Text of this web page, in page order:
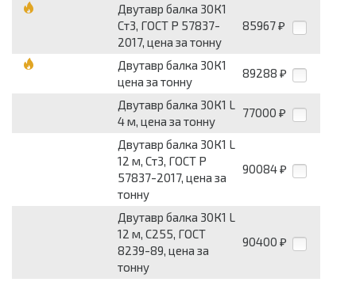
Двутавр балка 30К1
Ст3, ГОСТ Р 57837-
2017, цена за тонну
85967 ₽
Двутавр балка 30К1
цена за тонну
89288 ₽
Двутавр балка 30К1 L
4 м, цена за тонну
77000 ₽
Двутавр балка 30К1 L
12 м, Ст3, ГОСТ Р
57837-2017, цена за
тонну
90084 ₽
Двутавр балка 30К1 L
12 м, С255, ГОСТ
8239-89, цена за
тонну
90400 ₽